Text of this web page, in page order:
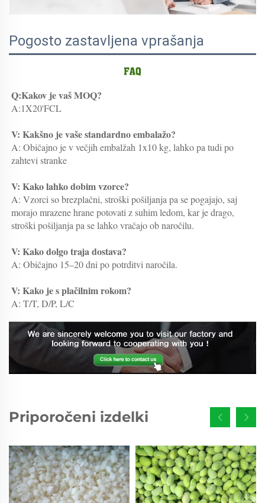
Pogosto zastavljena vprašanja
Q:Kakov je vaš MOQ?
A:1X20'FCL
V: Kakšno je vaše standardno embalažo?
A: Običajno je v večjih embalžah 1x10 kg, lahko pa tudi po
zahtevi stranke
V: Kako lahko dobim vzorce?
A: Vzorci so brezplačni, stroški pošiljanja pa se pogajajo, saj
morajo mrazene hrane potovati z suhim ledom, kar je drago,
stroški pošiljanja pa se lahko vračajo ob naročilu.
V: Kako dolgo traja dostava?
A: Običajno 15–20 dni po potrditvi naročila.
V: Kako je s plačilnim rokom?
A: T/T, D/P, L/C
Priporočeni izdelki